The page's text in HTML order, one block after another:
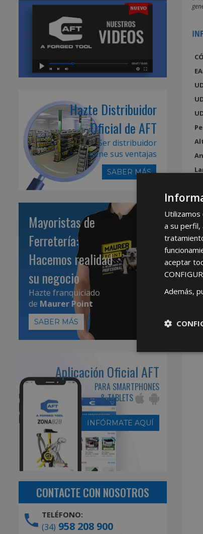
Hazte Distribuidor
Oficial de AFT
Ser distribuidor
tiene sus ventajas
SABER MÁS
Mayoristas de
Ferretería:
Hacemos realidad
su negocio
Hazte franquiciado
de Maurer Point
SABER MÁS
Aplicación Oficial AFT
PARA SMARTPHONES
& TABLETS
INFÓRMATE AQUÍ
CONTACTE CON NOSOTROS
TELÉFONO:
(34) 958 208 900
a su perfil,
aceptar
Además,